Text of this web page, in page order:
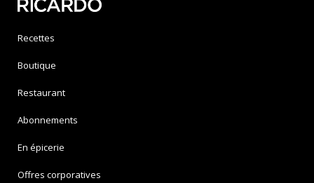
Recettes
Boutique
Restaurant
Abonnements
En épicerie
Offres corporatives